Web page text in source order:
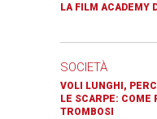
LA FILM ACADEMY
SOCIETÀ
VOLI LUNGHI,
LE SCARPE: COME
TROMBOSI